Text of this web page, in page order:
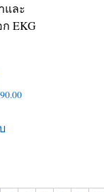
และ
EKG
Price